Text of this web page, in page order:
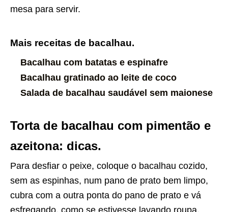
mesa para servir.
Mais receitas de bacalhau.
Bacalhau com batatas e espinafre
Bacalhau gratinado ao leite de coco
Salada de bacalhau saudável sem maionese
Torta de bacalhau com pimentão e
azeitona: dicas.
Para desfiar o peixe, coloque o bacalhau cozido,
sem as espinhas, num pano de prato bem limpo,
cubra com a outra ponta do pano de prato e vá